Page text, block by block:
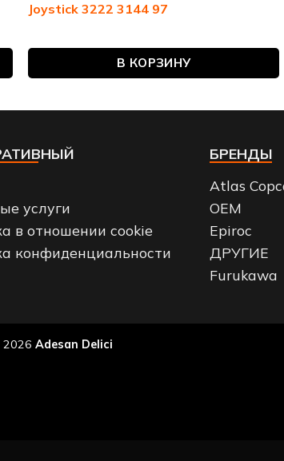
Joystick 3222 3144 97
В КОРЗИНУ
услуги
в отношении cookie
конфиденциальности
БРЕНДЫ
Atlas
OEM
Epiroc
ДРУГИЕ
Furukawa
2026 Adesan Delici